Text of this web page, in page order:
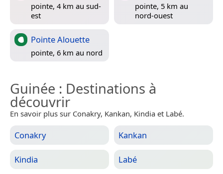
pointe, 4 km au sud-
est
pointe, 5 km au
nord-ouest
Pointe Alouette
pointe, 6 km au nord
Guinée : Destinations à
découvrir
En savoir plus sur Conakry, Kankan, Kindia et Labé.
Conakry Kankan
Kindia Labé